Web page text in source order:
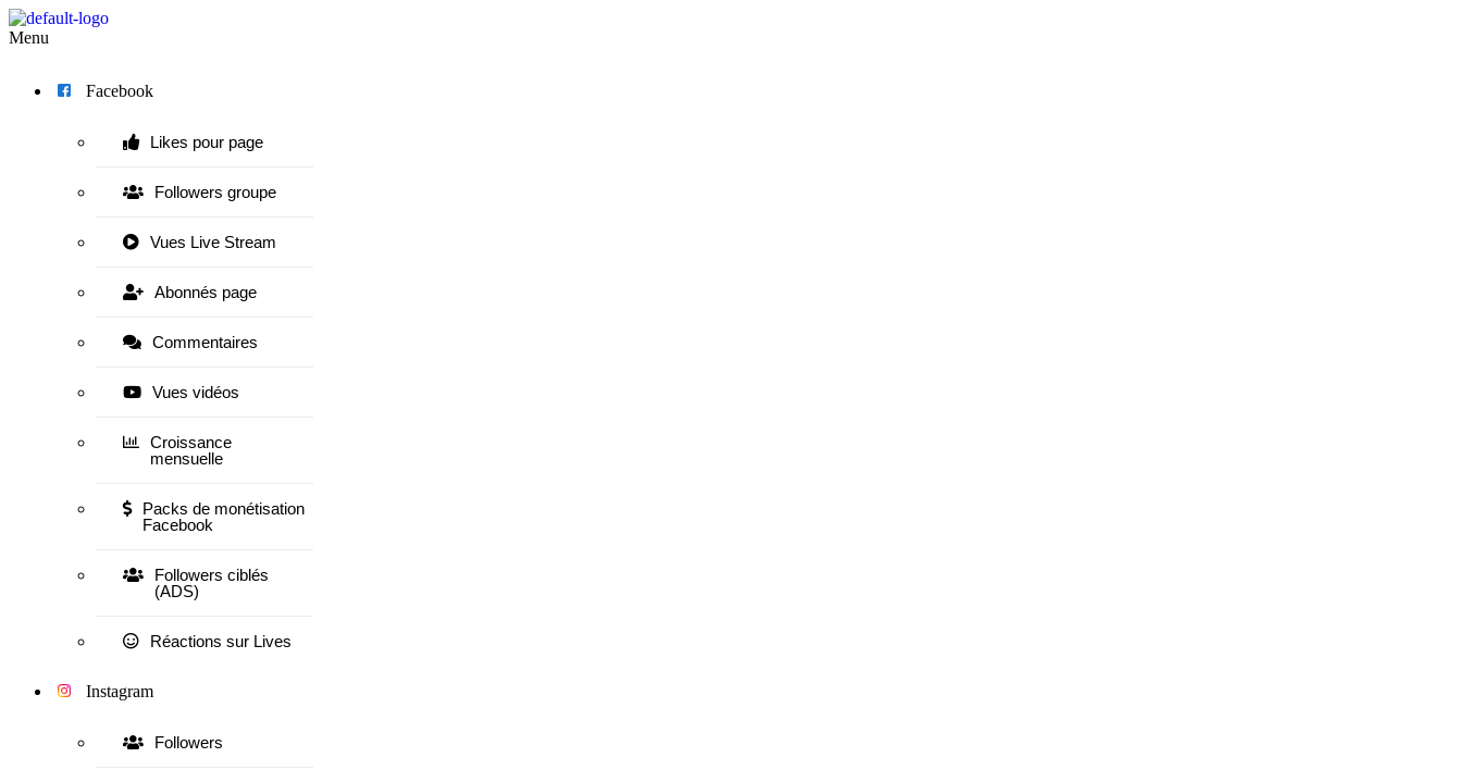
Menu
Facebook
Likes pour page
Followers groupe
Vues Live Stream
Abonnés page
Commentaires
Vues vidéos
Croissance
mensuelle
Packs de monétisation
Facebook
Followers ciblés
(ADS)
Réactions sur Lives
Instagram
Followers